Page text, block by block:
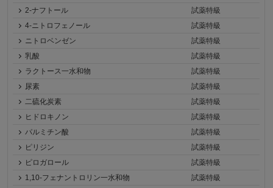
2-ナフトール
試薬特級
4-ニトロフェノール
試薬特級
ニトロベンゼン
試薬特級
乳酸
試薬特級
ラクトース一水和物
試薬特級
尿素
試薬特級
二硫化炭素
試薬特級
ヒドロキノン
試薬特級
パルミチン酸
試薬特級
ピリジン
試薬特級
ピロガロール
試薬特級
1,10-フェナントロリン一水和物
試薬特級